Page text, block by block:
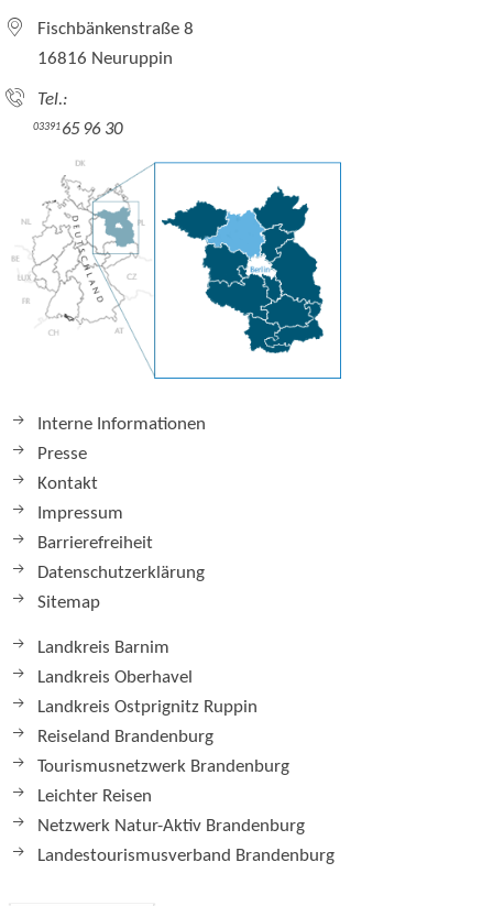
Fischbänkenstraße 8
16816 Neuruppin
Tel.:
0339165 96 30
Interne Informationen
Presse
Kontakt
Impressum
Barrierefreiheit
Datenschutzerklärung
Sitemap
Landkreis Barnim
Landkreis Oberhavel
Landkreis Ostprignitz Ruppin
Reiseland Brandenburg
Tourismusnetzwerk Brandenburg
Leichter Reisen
Netzwerk Natur-Aktiv Brandenburg
Landestourismusverband Brandenburg